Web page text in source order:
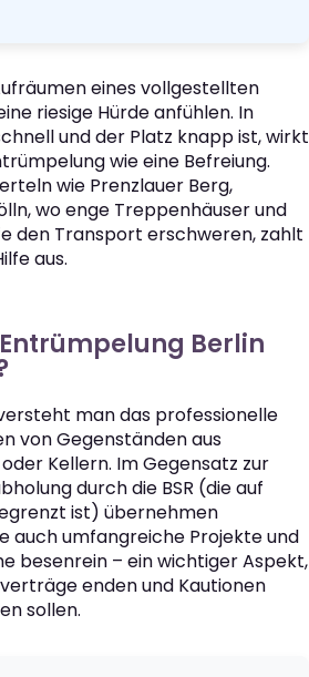
eines vollgestellten
riesige Hürde anfühlen. In
und der Platz knapp ist, wirkt
wie eine Befreiung.
wie Prenzlauer Berg,
wo enge Treppenhäuser und
den Transport erschweren, zahlt
aus.
Berlin
man das professionelle
von Gegenständen aus
Kellern. Im Gegensatz zur
durch die BSR (die auf
ist) übernehmen
auch umfangreiche Projekte und
besenrein – ein wichtiger Aspekt,
enden und Kautionen
sollen.